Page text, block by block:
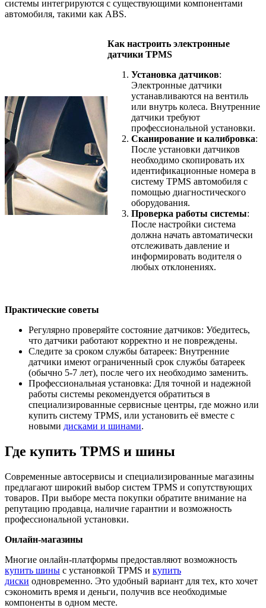
системы интегрируются с существующими компонентами
автомобиля, такими как ABS.
Как настроить электронные
датчики TPMS
Установка датчиков:
Электронные датчики
устанавливаются на вентиль
или внутрь колеса. Внутренние
датчики требуют
профессиональной установки.
Сканирование и калибровка:
После установки датчиков
необходимо скопировать их
идентификационные номера в
систему TPMS автомобиля с
помощью диагностического
оборудования.
Проверка работы системы:
После настройки система
должна начать автоматически
отслеживать давление и
информировать водителя о
любых отклонениях.
Практические советы
Регулярно проверяйте состояние датчиков: Убедитесь,
что датчики работают корректно и не повреждены.
Следите за сроком службы батареек: Внутренние
датчики имеют ограниченный срок службы батареек
(обычно 5-7 лет), после чего их необходимо заменить.
Профессиональная установка: Для точной и надежной
работы системы рекомендуется обратиться в
специализированные сервисные центры, где можно или
купить систему TPMS, или установить её вместе с
новыми дисками и шинами.
Где купить TPMS и шины
Современные автосервисы и специализированные магазины
предлагают широкий выбор систем TPMS и сопутствующих
товаров. При выборе места покупки обратите внимание на
репутацию продавца, наличие гарантии и возможность
профессиональной установки.
Онлайн-магазины
Многие онлайн-платформы предоставляют возможность
купить шины с установкой TPMS и купить
диски одновременно. Это удобный вариант для тех, кто хочет
сэкономить время и деньги, получив все необходимые
компоненты в одном месте.